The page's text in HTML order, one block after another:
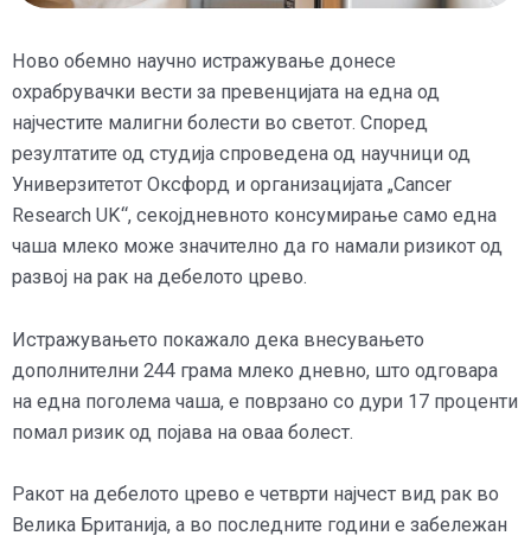
Ново обемно научно истражување донесе
охрабрувачки вести за превенцијата на една од
најчестите малигни болести во светот. Според
резултатите од студија спроведена од научници од
Универзитетот Оксфорд и организацијата „Cancer
Research UK“, секојдневното консумирање само една
чаша млеко може значително да го намали ризикот од
развој на рак на дебелото црево.
Истражувањето покажало дека внесувањето
дополнителни 244 грама млеко дневно, што одговара
на една поголема чаша, е поврзано со дури 17 проценти
помал ризик од појава на оваа болест.
Ракот на дебелото црево е четврти најчест вид рак во
Велика Британија, а во последните години е забележан